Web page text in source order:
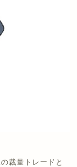
裁量トレードと